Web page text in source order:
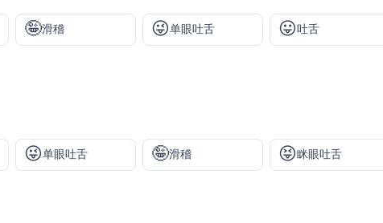
🤪滑稽 😜单眼吐舌 😛吐舌
😜单眼吐舌 🤪滑稽 😝眯眼吐舌